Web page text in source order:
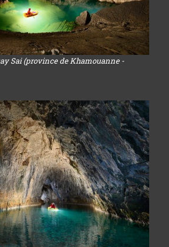
Sai (province de Khamouanne -